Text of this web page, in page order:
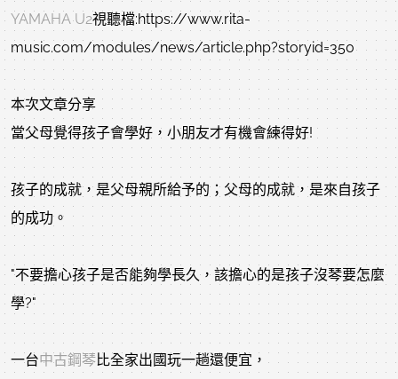
YAMAHA U2視聽檔:https://www.rita-
music.com/modules/news/article.php?storyid=350
本次文章分享
當父母覺得孩子會學好，小朋友才有機會練得好!
孩子的成就，是父母親所給予的；父母的成就，是來自孩子
的成功。
"不要擔心孩子是否能夠學長久，該擔心的是孩子沒琴要怎麼
學?"
一台中古鋼琴比全家出國玩一趟還便宜，